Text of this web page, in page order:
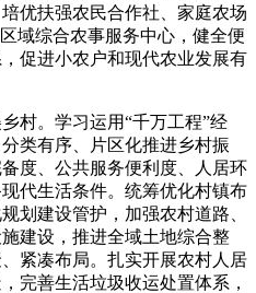
优扶强农民合作社、家庭农场
域综合农事服务中心，健全便
促进小农户和现代农业发展有
。学习运用“千万工程”经
类有序、片区化推进乡村振
度、公共服务便利度、人居环
代生活条件。统筹优化村镇布
划建设管护，加强农村道路、
建设，推进全域土地综合整
紧凑布局。扎实开展农村人居
完善生活垃圾收运处置体系，